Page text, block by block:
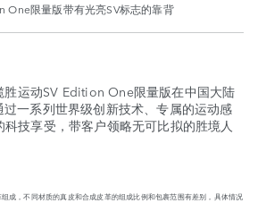
One限量版带有光亮SV标志的靠背
运动SV Edition One限量版在中国大陆
一系列世界级创新技术、专属的运动感
科技享受，带客户领略无可比拟的胜境人
成，不同材质的真皮和合成皮革的组成比例和包裹范围有差别，具体情况